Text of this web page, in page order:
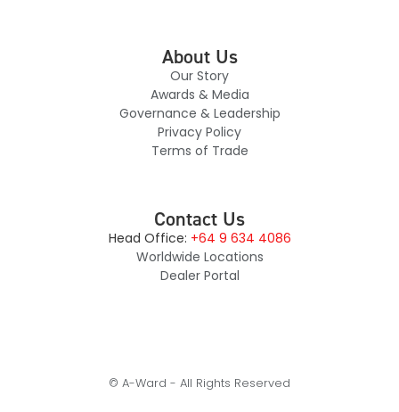
About Us
Our Story
Awards & Media
Governance & Leadership
Privacy Policy
Terms of Trade
Contact Us
Head Office: +64 9 634 4086
Worldwide Locations
Dealer Portal
© A-Ward - All Rights Reserved